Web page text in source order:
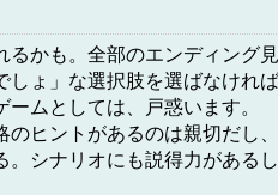
かも。全部のエンディング
しょ」な選択肢を選ばなけれ
ムとしては、戸惑います。
ヒントがあるのは親切だし
。シナリオにも説得力がある